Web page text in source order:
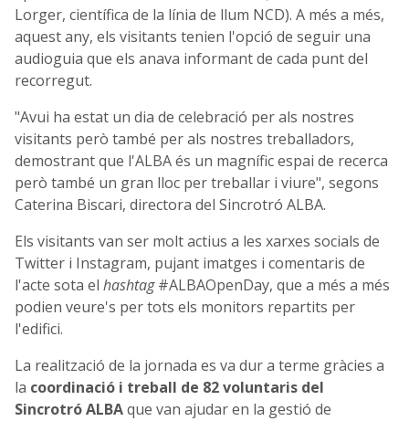
Lorger, científica de la línia de llum NCD). A més a més,
aquest any, els visitants tenien l'opció de seguir una
audioguia que els anava informant de cada punt del
recorregut.
"Avui ha estat un dia de celebració per als nostres
visitants però també per als nostres treballadors,
demostrant que l'ALBA és un magnífic espai de recerca
però també un gran lloc per treballar i viure", segons
Caterina Biscari, directora del Sincrotró ALBA.
Els visitants van ser molt actius a les xarxes socials de
Twitter i Instagram, pujant imatges i comentaris de
l'acte sota el hashtag#ALBAOpenDay, que a més a més
podien veure's per tots els monitors repartits per
l'edifici.
La realització de la jornada es va dur a terme gràcies a
la coordinació i treball de 82 voluntaris del
Sincrotró ALBAque van ajudar en la gestió de